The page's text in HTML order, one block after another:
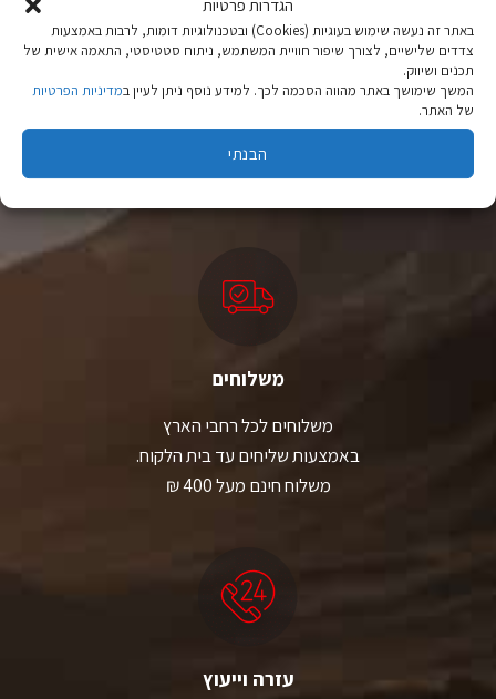
הגדרות פרטיות
באתר זה נעשה שימוש בעוגיות (Cookies) ובטכנולוגיות דומות, לרבות באמצעות
צדדים שלישיים, לצורך שיפור חוויית המשתמש, ניתוח סטטיסטי, התאמה אישית של
תכנים ושיווק.
המשך שימושך באתר מהווה הסכמה לכך. למידע נוסף ניתן לעיין במדיניות הפרטיות
של האתר.
הבנתי
ציוד טיולים
מהיבואן לצרכן
יבוא ישיר לצד מותגים מובילים במחירים ללא תחרות.
משלוחים
משלוחים לכל רחבי הארץ
באמצעות שליחים עד בית הלקוח.
משלוח חינם מעל 400 ₪
עזרה וייעוץ